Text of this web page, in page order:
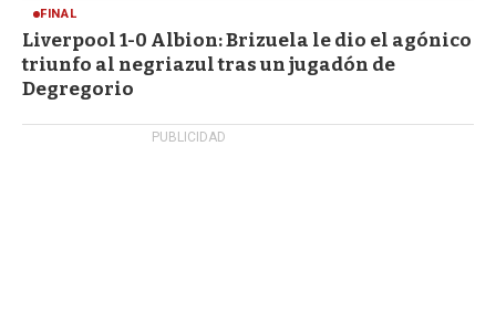
Liverpool 1-0 Albion: Brizuela le dio el agónico
triunfo al negriazul tras un jugadón de
Degregorio